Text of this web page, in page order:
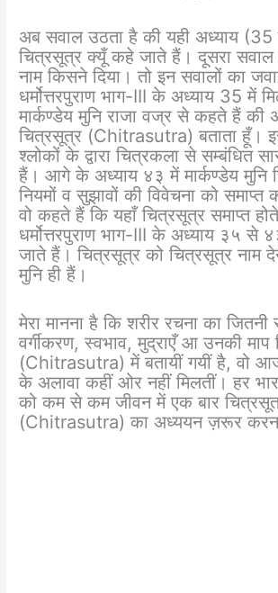
अब सवाल उठता है की यही अध्याय
चित्रसूत्र क्यूँ कहे जाते हैं। दूसरा
नाम किसने दिया। तो इन सवालों का
धर्मोत्तरपुराण भाग-III के अध्याय 35 में
मार्कण्डेय मुनि राजा वज्र से कहते हैं
चित्रसूत्र (Chitrasutra) बताता हूँ।
श्लोकों के द्वारा चित्रकला से सम्बंधित
हैं। आगे के अध्याय ४३ में मार्कण्डेय मुनि
नियमों व सुझावों की विवेचना को
वो कहते हैं कि यहाँ चित्रसूत्र समाप्त
धर्मोत्तरपुराण भाग-III के अध्याय ३५ से
जाते हैं। चित्रसूत्र को चित्रसूत्र नाम
मुनि ही हैं।
मेरा मानना है कि शरीर रचना का
वर्गीकरण, स्वभाव, मुद्राएँ आ उनकी माप
(Chitrasutra) में बतायीं गयीं है, वो
के अलावा कहीं ओर नहीं मिलतीं। हर
को कम से कम जीवन में एक बार
(Chitrasutra) का अध्ययन ज़रूर करना